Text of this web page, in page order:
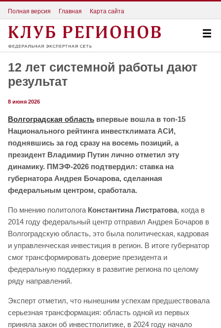
Полная версия Главная Карта сайта
12 лет системной работы дают
результат
8 июня 2026
Волгоградская область впервые вошла в топ-15
Национального рейтинга инвестклимата АСИ,
поднявшись за год сразу на восемь позиций, а
президент Владимир Путин лично отметил эту
динамику. ПМЭФ-2026 подтвердил: ставка на
губернатора Андрея Бочарова, сделанная
федеральным центром, сработала.
По мнению политолога Константина Листратова, когда в
2014 году федеральный центр отправил Андрея Бочаров в
Волгоградскую область, это была политическая, кадровая
и управленческая инвестиция в регион. В итоге губернатор
смог трансформировать доверие президента и
федеральную поддержку в развитие региона по целому
ряду направлений.
Эксперт отметил, что нынешним успехам предшествовала
серьезная трансформация: область одной из первых
приняла закон об инвестполитике, в 2024 году начало